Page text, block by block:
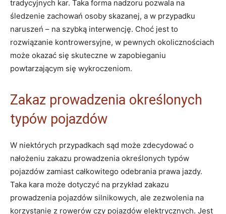
tradycyjnych kar. Taka forma nadzoru pozwala na
śledzenie zachowań osoby skazanej, a w przypadku
naruszeń – na szybką interwencję. Choć jest to
rozwiązanie kontrowersyjne, w pewnych okolicznościach
może okazać się skuteczne w zapobieganiu
powtarzającym się wykroczeniom.
Zakaz prowadzenia określonych
typów pojazdów
W niektórych przypadkach sąd może zdecydować o
nałożeniu zakazu prowadzenia określonych typów
pojazdów zamiast całkowitego odebrania prawa jazdy.
Taka kara może dotyczyć na przykład zakazu
prowadzenia pojazdów silnikowych, ale zezwolenia na
korzystanie z rowerów czy pojazdów elektrycznych. Jest